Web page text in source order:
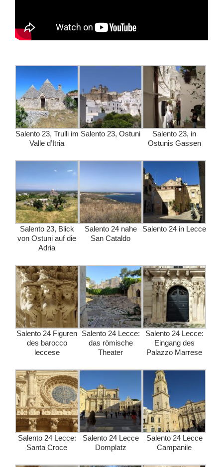
Salento 23, Trulli im
Valle d’Itria
Salento 23, Ostuni
Salento 23, in
Ostunis Gassen
Salento 23, Blick
von Ostuni auf die
Adria
Salento 24 nahe
San Cataldo
Salento 24 in Lecce
Salento 24 Figuren
des barocco
leccese
Salento 24 Lecce:
das römische
Theater
Salento 24 Lecce:
Eingang des
Palazzo Marrese
Salento 24 Lecce:
Santa Croce
Salento 24 Lecce
Domplatz
Salento 24 Lecce
Campanile